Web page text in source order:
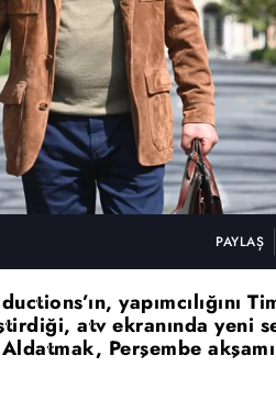
PAYLAŞ
yapımcılığını
atv ekranında yeni
Perşembe